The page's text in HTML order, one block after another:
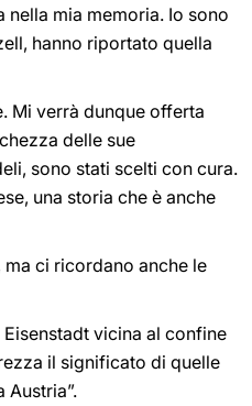
mia memoria. Io sono
hanno riportato quella
Mi verrà dunque offerta
delle sue
sono stati scelti con cura.
una storia che è anche
ci ricordano anche le
Eisenstadt vicina al confine
il significato di quelle
Austria”.